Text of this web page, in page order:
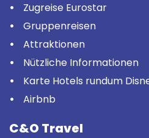
Zugreise Eurostar
Gruppenreisen
Attraktionen
Nützliche Informationen
Karte Hotels rundum
Airbnb
C&O Travel